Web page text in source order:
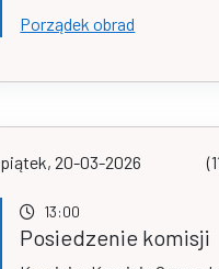
Porządek obrad
piątek, 20-03-2026
13:00
Posiedzenie komisji